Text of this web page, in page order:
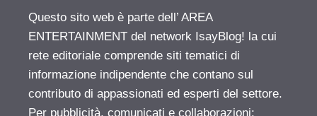
Questo sito web è parte dell’ AREA
ENTERTAINMENT del network IsayBlog! la cui
rete editoriale comprende siti tematici di
informazione indipendente che contano sul
contributo di appassionati ed esperti del settore.
Per pubblicità, comunicati e collaborazioni: